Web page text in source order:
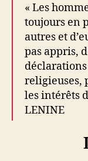
« Les
toujours en
autres et
pas appris,
déclarations
religieuses,
les intérêts
LENINE